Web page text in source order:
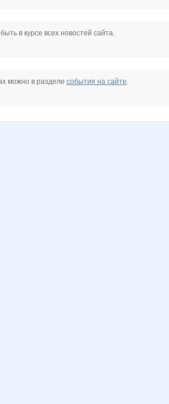
в курсе всех новостей сайта.
можно в разделе события на сайте.